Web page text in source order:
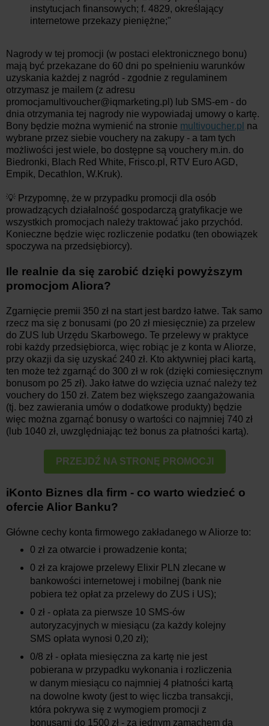
instytucjach finansowych; f. 4829, określający
internetowe przekazy pieniężne;"
Nagrody w tej promocji (w postaci elektronicznego bonu)
mają być przekazane do 60 dni po spełnieniu warunków
uzyskania każdej z nagród - zgodnie z regulaminem
otrzymasz je mailem (z adresu
promocjamultivoucher@iqmarketing.pl) lub SMS-em - do
dnia otrzymania tej nagrody nie wypowiadaj umowy o kartę.
Bony będzie można wymienić na stronie multivoucher.pl na
wybrane przez siebie vouchery na zakupy - a tam tych
możliwości jest wiele, bo dostępne są vouchery m.in. do
Biedronki, Blach Red White, Frisco.pl, RTV Euro AGD,
Empik, Decathlon, W.Kruk).
💡 Przypomnę, że w przypadku promocji dla osób
prowadzących działalność gospodarczą gratyfikacje we
wszystkich promocjach należy traktować jako przychód.
Konieczne będzie więc rozliczenie podatku (ten obowiązek
spoczywa na przedsiębiorcy).
Ile realnie da się zarobić dzięki powyższym
promocjom Aliora?
Zgarnięcie premii 350 zł na start jest bardzo łatwe. Tak samo
rzecz ma się z bonusami (po 20 zł miesięcznie) za przelew
do ZUS lub Urzędu Skarbowego. Te przelewy w praktyce
robi każdy przedsiębiorca, więc robiąc je z konta w Aliorze,
przy okazji da się uzyskać 240 zł. Kto aktywniej płaci kartą,
ten może też zgarnąć do 300 zł w rok (dzięki comiesięcznym
bonusom po 25 zł). Jako łatwe do wzięcia uznać należy też
vouchery do 150 zł. Zatem bez większego zaangażowania
(tj. bez zawierania umów o dodatkowe produkty) będzie
więc można zgarnąć bonusy o wartości co najmniej 740 zł
(lub 1040 zł, uwzględniając też bonus za płatności kartą).
PRZEJDŹ NA STRONĘ PROMOCJI
iKonto Biznes dla firm - co warto wiedzieć o
ofercie Alior Banku?
Główne cechy konta firmowego zakładanego w Aliorze to:
0 zł za otwarcie i prowadzenie konta;
0 zł za krajowe przelewy Elixir PLN zlecane w
bankowości internetowej i mobilnej (bank nie
pobiera też opłat za przelewy do ZUS i US);
0 zł - opłata za pierwsze 10 SMS-ów
autoryzacyjnych w miesiącu (za każdy kolejny
SMS opłata wynosi 0,20 zł);
0/8 zł - opłata miesięczna za kartę nie jest
pobierana w przypadku wykonania i rozliczenia
w danym miesiącu co najmniej 4 płatności kartą
na dowolne kwoty (jest to więc liczba transakcji,
która pokrywa się z wymogiem promocji z
bonusami do 1500 zł - za jednym zamachem da